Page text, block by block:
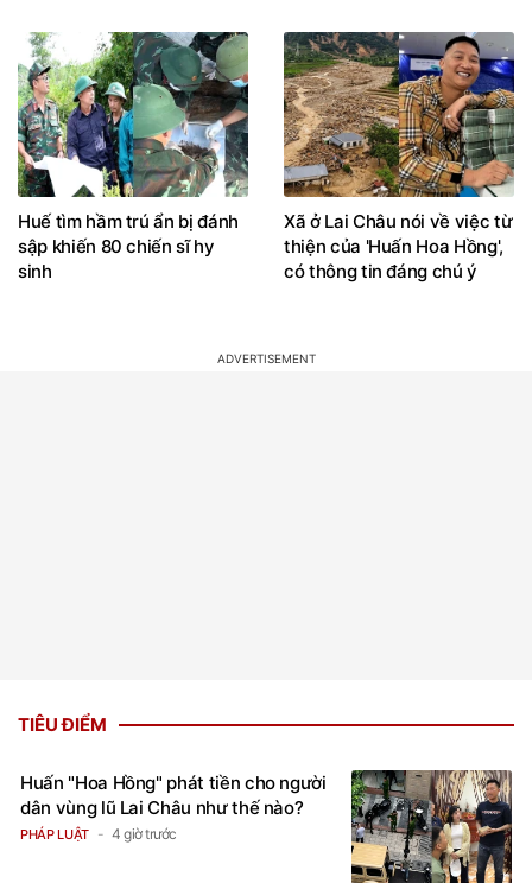
Huế tìm hầm trú ẩn bị đánh
sập khiến 80 chiến sĩ hy
sinh
Xã ở Lai Châu nói về việc từ
thiện của 'Huấn Hoa Hồng',
có thông tin đáng chú ý
TIÊU ĐIỂM
Huấn "Hoa Hồng" phát tiền cho người
dân vùng lũ Lai Châu như thế nào?
PHÁP LUẬT 4 giờ trước